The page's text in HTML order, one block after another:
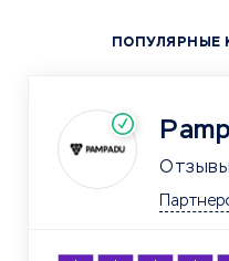
ПОПУЛЯРНЫЕ
Отзывы